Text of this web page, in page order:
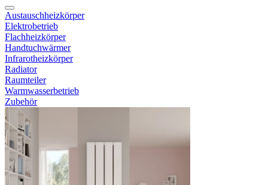
Austauschheizkörper
Elektrobetrieb
Flachheizkörper
Handtuchwärmer
Infrarotheizkörper
Radiator
Raumteiler
Warmwasserbetrieb
Zubehör